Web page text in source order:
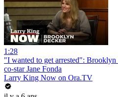
1:28
"I wanted to get arrested":
co-star Jane Fonda
Larry King Now on Ora.TV